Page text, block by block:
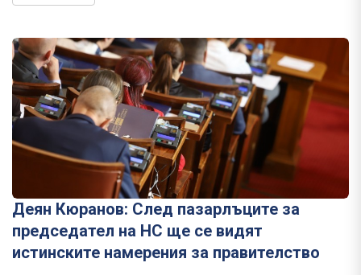
Деян Кюранов: След пазарлъците за
председател на НС ще се видят
истинските намерения за правителство